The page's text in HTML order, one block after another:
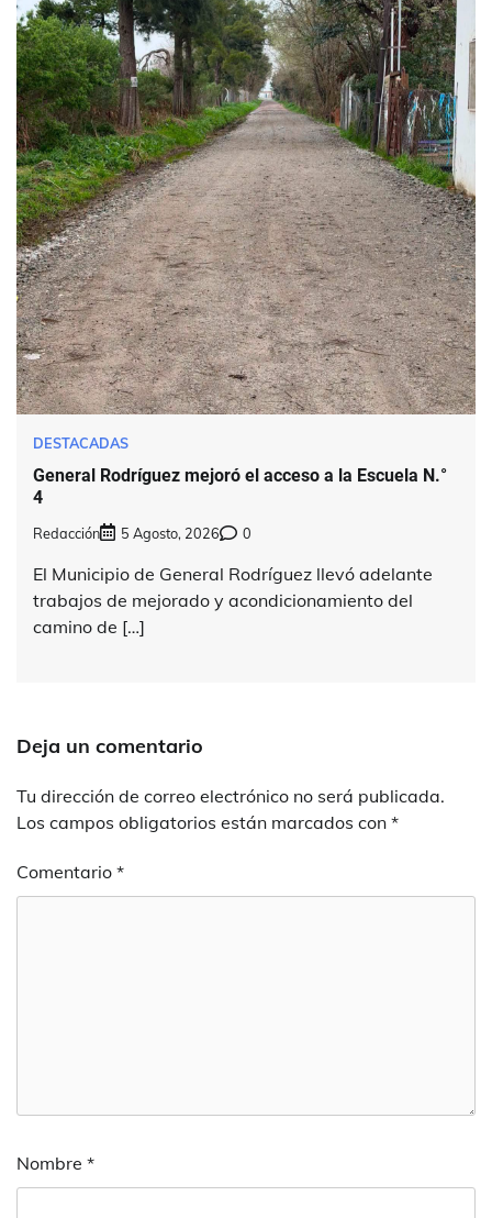
DESTACADAS
General Rodríguez mejoró el acceso a la Escuela N.°
4
Redacción 5 Agosto, 2026 0
El Municipio de General Rodríguez llevó adelante
trabajos de mejorado y acondicionamiento del
camino de […]
Deja un comentario
Tu dirección de correo electrónico no será publicada.
Los campos obligatorios están marcados con *
Comentario *
Nombre *